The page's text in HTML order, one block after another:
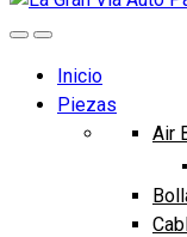
Inicio
Piezas
Air